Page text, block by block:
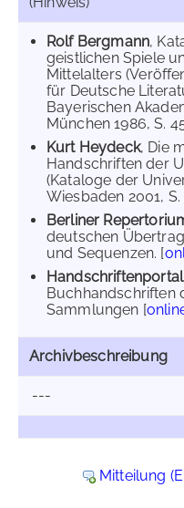
Rolf Bergmann,
geistlichen Spiele
Mittelalters
für Deutsche
Bayerischen
München 1986, S.
Kurt Heydeck, Die
Handschriften der
(Kataloge der
Wiesbaden 2001, S.
Berliner
deutschen
und Sequenzen. [
Handschriftenportal
Buchhandschriften
Sammlungen [
Archivbeschreibung
---
Mitteilung